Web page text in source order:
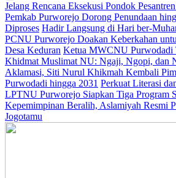
Jelang Rencana Eksekusi Pondok
Pemkab Purworejo Dorong Penundaan
Diproses Hadir Langsung di Hari ber-
PCNU Purworejo Doakan Keberkahan
Desa Keduran Ketua MWCNU Purwodadi
Khidmat Muslimat NU: Ngaji, Ngopi, dan
Aklamasi, Siti Nurul Khikmah Kembali
Purwodadi hingga 2031 Perkuat Literasi
LPTNU Purworejo Siapkan Tiga Program
Kepemimpinan Beralih, Aslamiyah Resmi
Jogotamu